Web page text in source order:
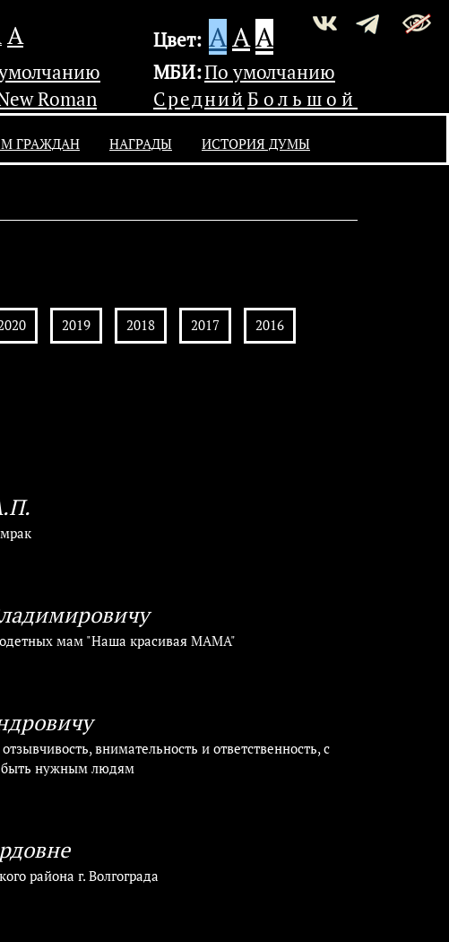
А Цвет: AAA
Roman
МБИ:По умолчанию
Средний Большой
ГРАЖДАН НАГРАДЫ ИСТОРИЯ ДУМЫ
2019 2018 2017
2016
мам "Наша красивая МАМА"
внимательность и ответственность, с
быть нужным людям
района г. Волгограда